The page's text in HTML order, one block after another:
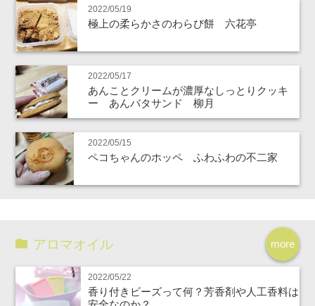
2022/05/19
極上の柔らかさのわらび餅 六花亭
2022/05/17
あんことクリームが濃厚なしっとりクッキ
ー あんバタサンド 柳月
2022/05/15
ペコちゃんのホッペ ふわふわの不二家
more
アロマオイル
2022/05/22
香り付きビーズって何？芳香剤や人工香料は